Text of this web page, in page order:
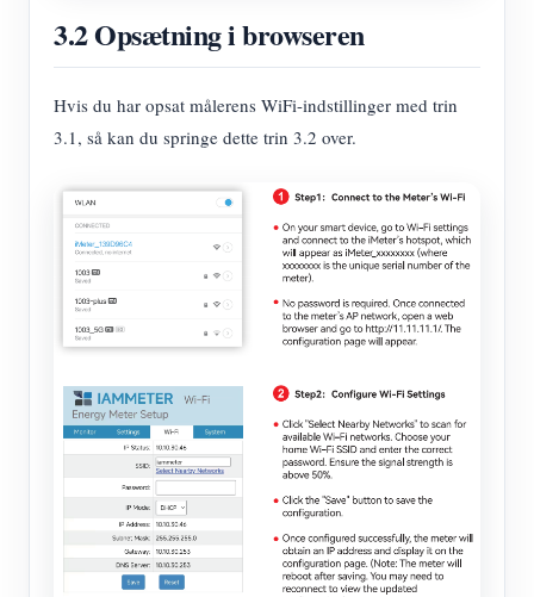
3.2 Opsætning i browseren
Hvis du har opsat målerens WiFi-indstillinger med trin
3.1, så kan du springe dette trin 3.2 over.